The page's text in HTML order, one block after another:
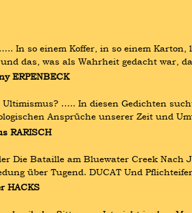
In so einem Koffer, in so einem
das, was als Wahrheit gedacht war,
ERPENBECK
Ultimismus? ….. In diesen Gedichten
Ansprüche unserer Zeit und
RARISCH
Die Bataille am Bluewater Creek
über Tugend. DUCAT Und
HACKS